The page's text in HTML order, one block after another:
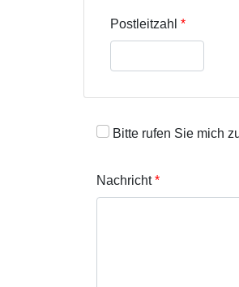
Postleitzahl
Bitte rufen Sie mich
Nachricht